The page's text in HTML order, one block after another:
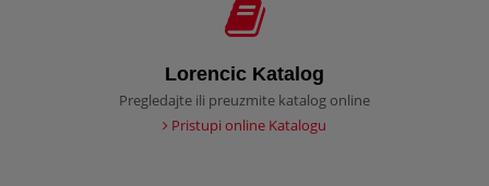
Lorencic Katalog
Pregledajte ili preuzmite katalog online
Pristupi online Katalogu